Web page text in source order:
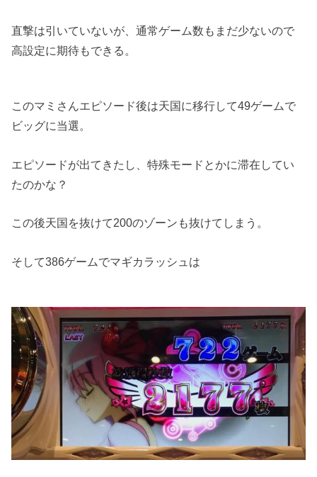
直撃は引いていないが、通常ゲーム数もまだ少ないので
高設定に期待もできる。
このマミさんエピソード後は天国に移行して49ゲームで
ビッグに当選。
エピソードが出てきたし、特殊モードとかに滞在してい
たのかな？
この後天国を抜けて200のゾーンも抜けてしまう。
そして386ゲームでマギカラッシュは